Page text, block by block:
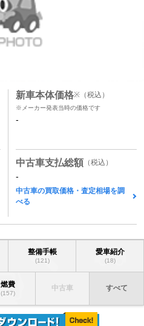
新車本体価格※ （税込）
※メーカー発表当時の価格です
-
中古車支払総額 （税込）
-
中古車の買取価格・査定相場を調
べる
整備手帳
(121)
愛車紹介
(18)
燃費
(157)
中古車 すべて